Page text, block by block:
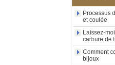
Processus
et coulée
Laissez-
carbure de
Comment
bijoux